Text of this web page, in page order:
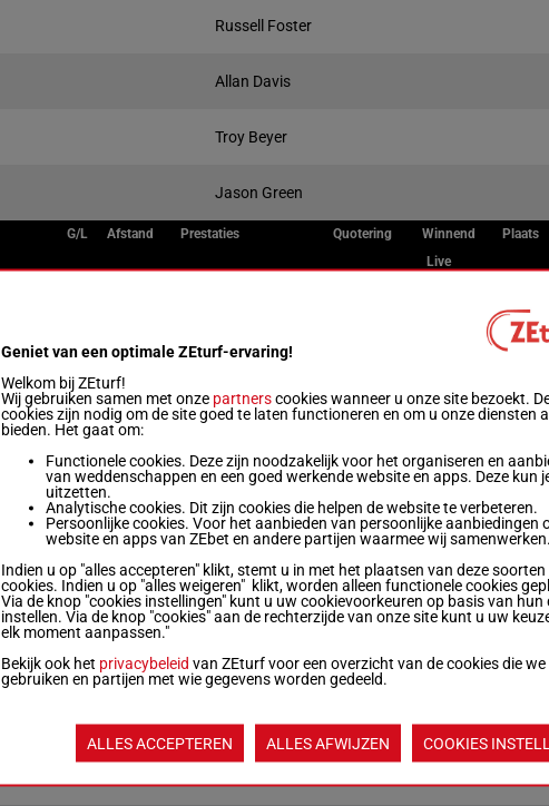
Russell Foster
Allan Davis
Troy Beyer
Jason Green
G/L Afstand Prestaties Quotering Winnend
Plaats
Live
R/5 1600m
R/5
R/4 1600m 3a 0a 0a 4a 0a
R/7 1600m 0a 0a 5a 0a 0a
R/6 1600m
Geniet van een optimale ZEturf-ervaring!
Welkom bij ZEturf!
Wij gebruiken samen met onze partnerscookies wanneer u onze site bezoekt.
cookies zijn nodig om de site goed te laten functioneren en om u onze diensten
bieden. Het gaat om:
Functionele cookies. Deze zijn noodzakelijk voor het organiseren en
van weddenschappen en een goed werkende website en apps. Deze kun
uitzetten.
Analytische cookies. Dit zijn cookies die helpen de website te verbeteren.
Persoonlijke cookies. Voor het aanbieden van persoonlijke aanbiedingen
website en apps van ZEbet en andere partijen waarmee wij
Indien u op "alles accepteren" klikt, stemt u in met het plaatsen van deze soorten
cookies. Indien u op "alles weigeren" klikt, worden alleen functionele cookies
Via de knop "cookies instellingen" kunt u uw cookievoorkeuren op basis van hun
instellen. Via de knop "cookies" aan de rechterzijde van onze site kunt u uw
elk moment aanpassen."
Bekijk ook het privacybeleid van ZEturf voor een overzicht van de cookies die we
gebruiken en partijen met wie gegevens worden gedeeld.
ALLES ACCEPTEREN ALLES AFWIJZEN COOKIES